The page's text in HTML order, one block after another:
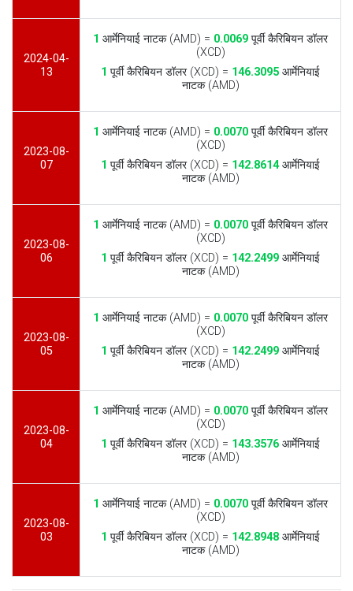
2024-04-
13
1 आर्मेनियाई नाटक (AMD) = 0.0069 पूर्वी कैरिबियन डॉलर
(XCD)
1 पूर्वी कैरिबियन डॉलर (XCD) = 146.3095 आर्मेनियाई
नाटक (AMD)
2023-08-
07
1 आर्मेनियाई नाटक (AMD) = 0.0070 पूर्वी कैरिबियन डॉलर
(XCD)
1 पूर्वी कैरिबियन डॉलर (XCD) = 142.8614आर्मेनियाई
नाटक (AMD)
2023-08-
06
1 आर्मेनियाई नाटक (AMD) = 0.0070 पूर्वी कैरिबियन डॉलर
(XCD)
1 पूर्वी कैरिबियन डॉलर (XCD) = 142.2499 आर्मेनियाई
नाटक (AMD)
2023-08-
05
1 आर्मेनियाई नाटक (AMD) = 0.0070 पूर्वी कैरिबियन डॉलर
(XCD)
1 पूर्वी कैरिबियन डॉलर (XCD) = 142.2499 आर्मेनियाई
नाटक (AMD)
2023-08-
04
1 आर्मेनियाई नाटक (AMD) = 0.0070 पूर्वी कैरिबियन डॉलर
(XCD)
1 पूर्वी कैरिबियन डॉलर (XCD) = 143.3576 आर्मेनियाई
नाटक (AMD)
2023-08-
03
1 आर्मेनियाई नाटक (AMD) = 0.0070 पूर्वी कैरिबियन डॉलर
(XCD)
1 पूर्वी कैरिबियन डॉलर (XCD) = 142.8948 आर्मेनियाई
नाटक (AMD)